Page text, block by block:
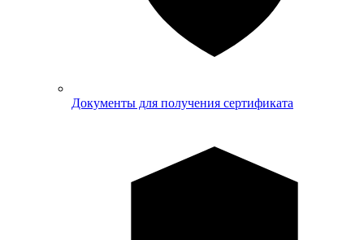
Документы для получения сертификата